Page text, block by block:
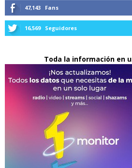
47,143 Fans
16,569 Seguidores
Toda la información en